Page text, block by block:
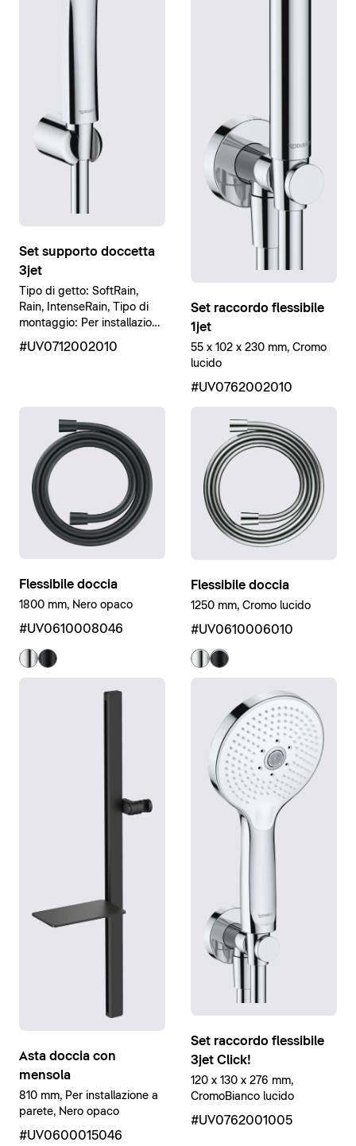
Set supporto doccetta
3jet
Tipo di getto: SoftRain,
Rain, IntenseRain, Tipo di
montaggio: Per installazione
a parete, Cromo lucido
#UV0712002010
Set raccordo flessibile
1jet
55 x 102 x 230 mm, Cromo
lucido
#UV0762002010
Flessibile doccia
1800 mm, Nero opaco
#UV0610008046
Flessibile doccia
1250 mm, Cromo lucido
#UV0610006010
Asta doccia con
mensola
810 mm, Per installazione a
parete, Nero opaco
#UV0600015046
Set raccordo flessibile
3jet Click!
120 x 130 x 276 mm,
CromoBianco lucido
#UV0762001005